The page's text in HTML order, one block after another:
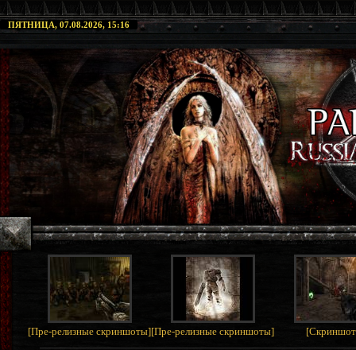
ПЯТНИЦА, 07.08.2026, 15:16
[Пре-релизные скриншоты][Пре-релизные скриншоты] [